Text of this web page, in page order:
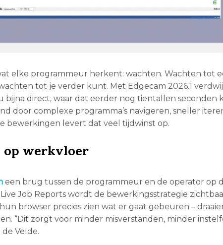
elke programmeur herkent: wachten. Wachten tot
tot je verder kunt. Met Edgecam 2026.1
bijna direct, waar dat eerder nog tientallen
door complexe programma’s navigeren, sneller
bewerkingen levert dat veel tijdwinst op.
op werkvloer
een brug tussen de programmeur en de operator op
Job Reports wordt de bewerkingsstrategie
browser precies zien wat er gaat gebeuren –
“Dit zorgt voor minder misverstanden, minder
Velde.